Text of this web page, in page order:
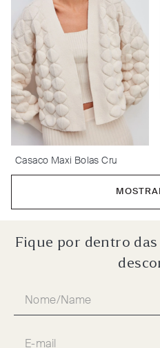
Casaco Maxi Bolas Cru
Fique por dentro